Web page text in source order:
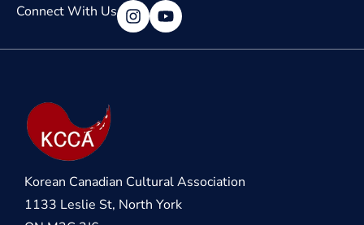
Connect With Us
Korean Canadian Cultural Association
1133 Leslie St, North York